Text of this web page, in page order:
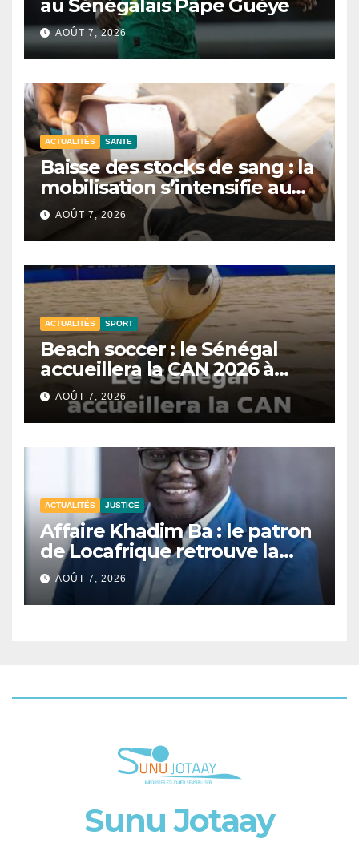
au Sénégalais Pape Guèye
AOÛT 7, 2026
ACTUALITÉS SANTE
Baisse des stocks de sang : la
mobilisation s’intensifie au
CNTS de Dakar.
AOÛT 7, 2026
ACTUALITÉS SPORT
Beach soccer : le Sénégal
accueillera la CAN 2026 à
Dakar.
AOÛT 7, 2026
ACTUALITÉS JUSTICE
Affaire Khadim Ba : le patron
de Locafrique retrouve la
liberté.
AOÛT 7, 2026
Sunu Jotaay